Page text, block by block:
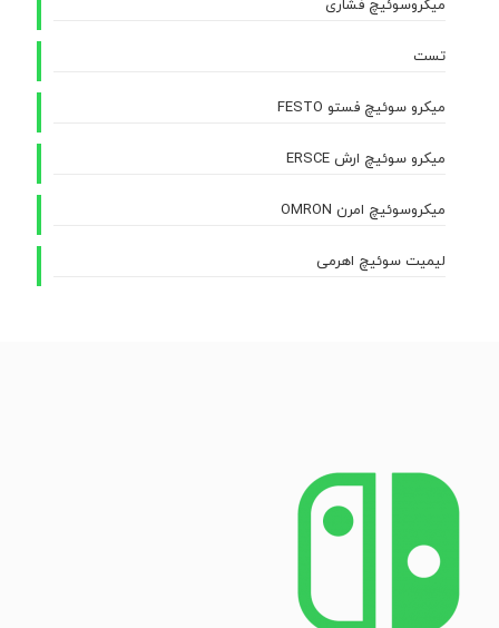
میکروسوئیچ فشاری
تست
میکرو سوئیچ فستو FESTO
میکرو سوئیچ ارش ERSCE
میکروسوئیچ امرن OMRON
لیمیت سوئیچ اهرمی